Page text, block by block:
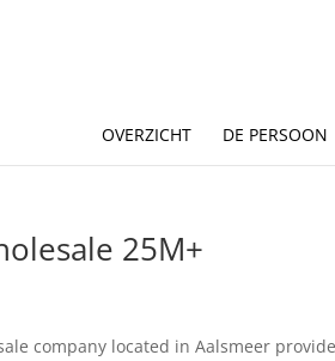
OVERZICHT DE PERSOON
25M+
company located in Aalsmeer